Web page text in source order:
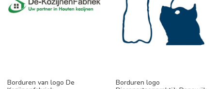
Borduren van logo De
Borduren logo